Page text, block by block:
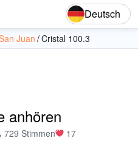
Deutsch
Juan Cristal 100.3
anhören
729 Stimmen 17